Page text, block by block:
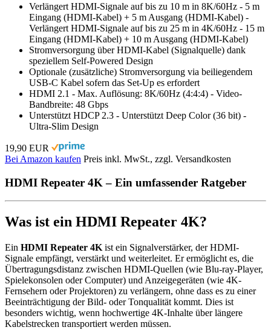
Verlängert HDMI-Signale auf bis zu 10 m in 8K/60Hz - 5 m
Eingang (HDMI-Kabel) + 5 m Ausgang (HDMI-Kabel) -
Verlängert HDMI-Signale auf bis zu 25 m in 4K/60Hz - 15 m
Eingang (HDMI-Kabel) + 10 m Ausgang (HDMI-Kabel)
Stromversorgung über HDMI-Kabel (Signalquelle) dank
speziellem Self-Powered Design
Optionale (zusätzliche) Stromversorgung via beiliegendem
USB-C Kabel sofern das Set-Up es erfordert
HDMI 2.1 - Max. Auflösung: 8K/60Hz (4:4:4) - Video-
Bandbreite: 48 Gbps
Unterstützt HDCP 2.3 - Unterstützt Deep Color (36 bit) -
Ultra-Slim Design
19,90 EUR
Bei Amazon kaufen Preis inkl. MwSt., zzgl. Versandkosten
HDMI Repeater 4K – Ein umfassender Ratgeber
Was ist ein HDMI Repeater 4K?
Ein HDMI Repeater 4K ist ein Signalverstärker, der HDMI-
Signale empfängt, verstärkt und weiterleitet. Er ermöglicht es, die
Übertragungsdistanz zwischen HDMI-Quellen (wie Blu-ray-Player,
Spielekonsolen oder Computer) und Anzeigegeräten (wie 4K-
Fernsehern oder Projektoren) zu verlängern, ohne dass es zu einer
Beeinträchtigung der Bild- oder Tonqualität kommt. Dies ist
besonders wichtig, wenn hochwertige 4K-Inhalte über längere
Kabelstrecken transportiert werden müssen.